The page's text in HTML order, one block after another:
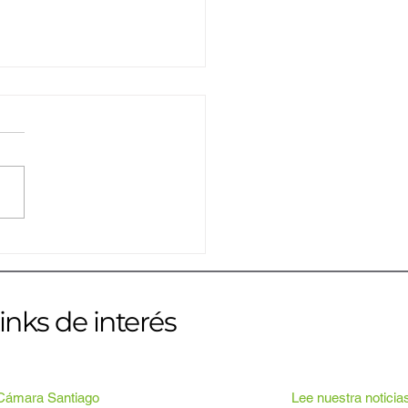
de crecimiento e
Iglesias
de interés
Santiago
Lee nuestra